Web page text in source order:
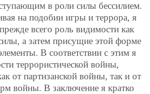
в роли силы бессилием.
на подобии игры и террора, я
всего роль видимости как
а затем присущие этой форме
В соответствии с этим я
террористической войны,
от партизанской войны, так и от
войны. В заключение я кратко